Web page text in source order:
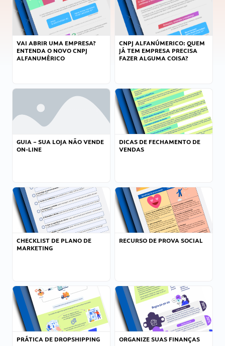
VAI ABRIR UMA EMPRESA?
ENTENDA O NOVO CNPJ
ALFANUMÉRICO
CNPJ ALFANÚMERICO: QUEM
JÁ TEM EMPRESA PRECISA
FAZER ALGUMA COISA?
GUIA – SUA LOJA NÃO VENDE
ON-LINE
DICAS DE FECHAMENTO DE
VENDAS
CHECKLIST DE PLANO DE
MARKETING
RECURSO DE PROVA SOCIAL
PRÁTICA DE DROPSHIPPING ORGANIZE SUAS FINANÇAS